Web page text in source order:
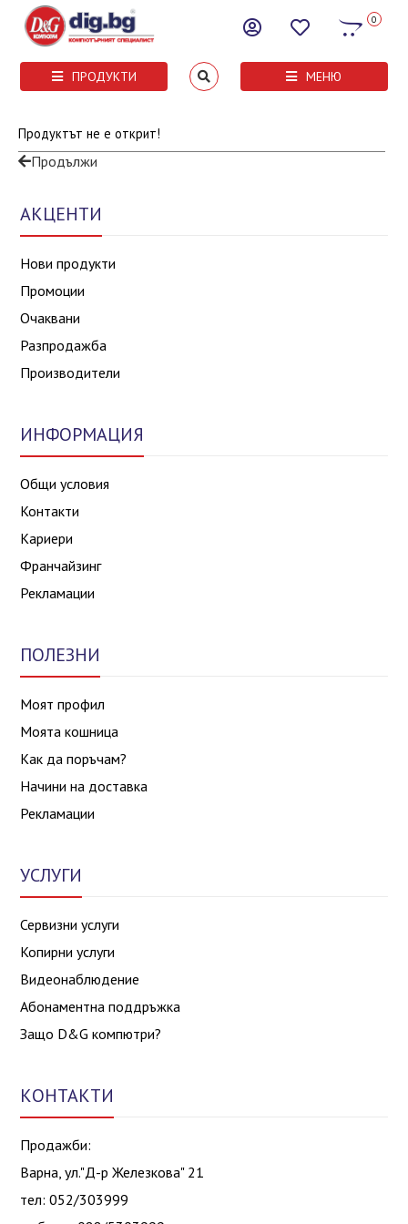
0
ПРОДУКТИ МЕНЮ
Продуктът не е открит!
Продължи
АКЦЕНТИ
Нови продукти
Промоции
Очаквани
Разпродажба
Производители
ИНФОРМАЦИЯ
Общи условия
Контакти
Кариери
Франчайзинг
Рекламации
ПОЛЕЗНИ
Моят профил
Моята кошница
Как да поръчам?
Начини на доставка
Рекламации
УСЛУГИ
Сервизни услуги
Копирни услуги
Видеонаблюдение
Абонаментна поддръжка
Защо D&G компютри?
КОНТАКТИ
Продажби:
Варна, ул."Д-р Железкова" 21
тел: 052/303999